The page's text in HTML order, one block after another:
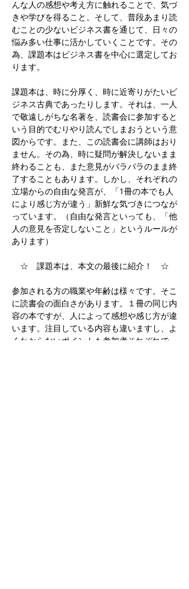
んな人の感想や考え方に触れることで、気づ
きや学びを得ること。そして、普段あまり読
むことの少ないビジネス書を通じて、日々の
悩み多い仕事に活かしていくことです。その
為、課題本はビジネス書を中心に選定してお
ります。
課題本は、時に分厚く、時に近寄りがたいビ
ジネス古典であったりします。それは、一人
で敬遠しがちな名著を、読書会に参加すると
いう目的でむりやり読んでしまおうという意
図からです。また、この読書会に講師はおり
ません。その為、時に疑問が解決しないまま
終わることも、また意見がバラバラのまま終
了することもあります。しかし、それぞれの
立場からの自由な発言が、「1冊の本でも人
により感じ方が違う」新鮮な気づきにつなが
っています。（自由な発言といっても、「他
人の意見を否定しないこと」というルールが
あります）
☆　課題本は、本文の最後に紹介！　☆
参加される方の職業や年齢は様々です。そこ
に読書会の面白さがあります。１冊の同じ内
容の本ですが、人によって感想や感じ方が違
います。注目している内容も違いますし、よ
くわからないポイントも参加者それぞれで